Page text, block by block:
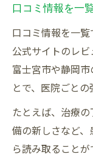
口コミ情報を一
口コミ情報を一
公式サイトのレビ
富士宮市や静岡
とで、医院ごとの
たとえば、治療
備の新しさなど
ら読み取ること